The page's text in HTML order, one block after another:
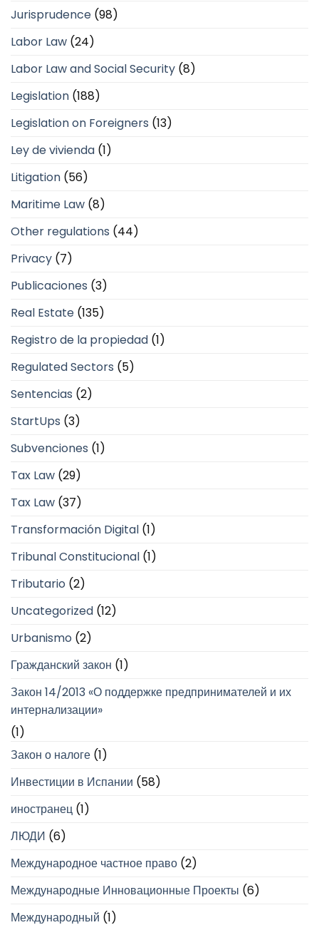
Jurisprudence (98)
Labor Law (24)
Labor Law and Social Security (8)
Legislation (188)
Legislation on Foreigners (13)
Ley de vivienda (1)
Litigation (56)
Maritime Law (8)
Other regulations (44)
Privacy (7)
Publicaciones (3)
Real Estate (135)
Registro de la propiedad (1)
Regulated Sectors (5)
Sentencias (2)
StartUps (3)
Subvenciones (1)
Tax Law (29)
Tax Law (37)
Transformación Digital (1)
Tribunal Constitucional (1)
Tributario (2)
Uncategorized (12)
Urbanismo (2)
Гражданский закон (1)
Закон 14/2013 «О поддержке предпринимателей и их
интернализации»
(1)
Закон о налоге (1)
Инвестиции в Испании (58)
иностранец (1)
ЛЮДИ (6)
Международное частное право (2)
Международные Инновационные Проекты (6)
Международный (1)